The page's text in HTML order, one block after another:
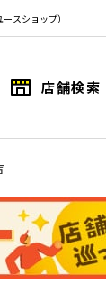
スショップ）
店舗検索